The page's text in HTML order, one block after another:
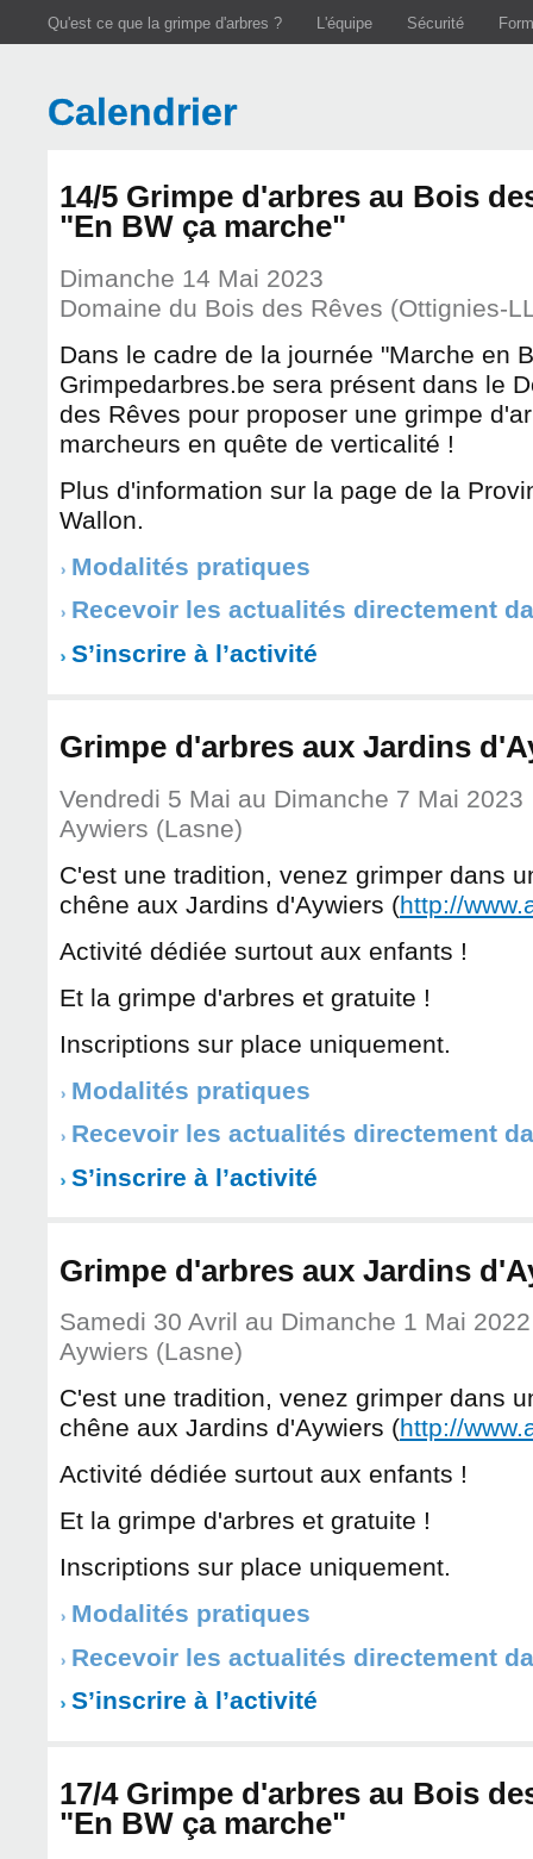
Qu'est ce que la grimpe d'arbres ? L'équipe Sécurité
Calendrier
14/5 Grimpe d'arbres au Bois
"En BW ça marche"
Dimanche 14 Mai 2023
Domaine du Bois des Rêves (Ottignies-
Dans le cadre de la journée "Marche en
Grimpedarbres.be sera présent dans le
des Rêves pour proposer une grimpe
marcheurs en quête de verticalité !
Plus d'information sur la page de la
Wallon.
Modalités pratiques
Recevoir les actualités directement
S’inscrire à l’activité
Grimpe d'arbres aux Jardins
Vendredi 5 Mai au Dimanche 7 Mai 2023
Aywiers (Lasne)
C'est une tradition, venez grimper dans
chêne aux Jardins d'Aywiers (http://
Activité dédiée surtout aux enfants !
Et la grimpe d'arbres et gratuite !
Inscriptions sur place uniquement.
Modalités pratiques
Recevoir les actualités directement
S’inscrire à l’activité
Grimpe d'arbres aux Jardins
Samedi 30 Avril au Dimanche 1 Mai 2022
Aywiers (Lasne)
C'est une tradition, venez grimper dans
chêne aux Jardins d'Aywiers (http://
Activité dédiée surtout aux enfants !
Et la grimpe d'arbres et gratuite !
Inscriptions sur place uniquement.
Modalités pratiques
Recevoir les actualités directement
S’inscrire à l’activité
17/4 Grimpe d'arbres au Bois
"En BW ça marche"